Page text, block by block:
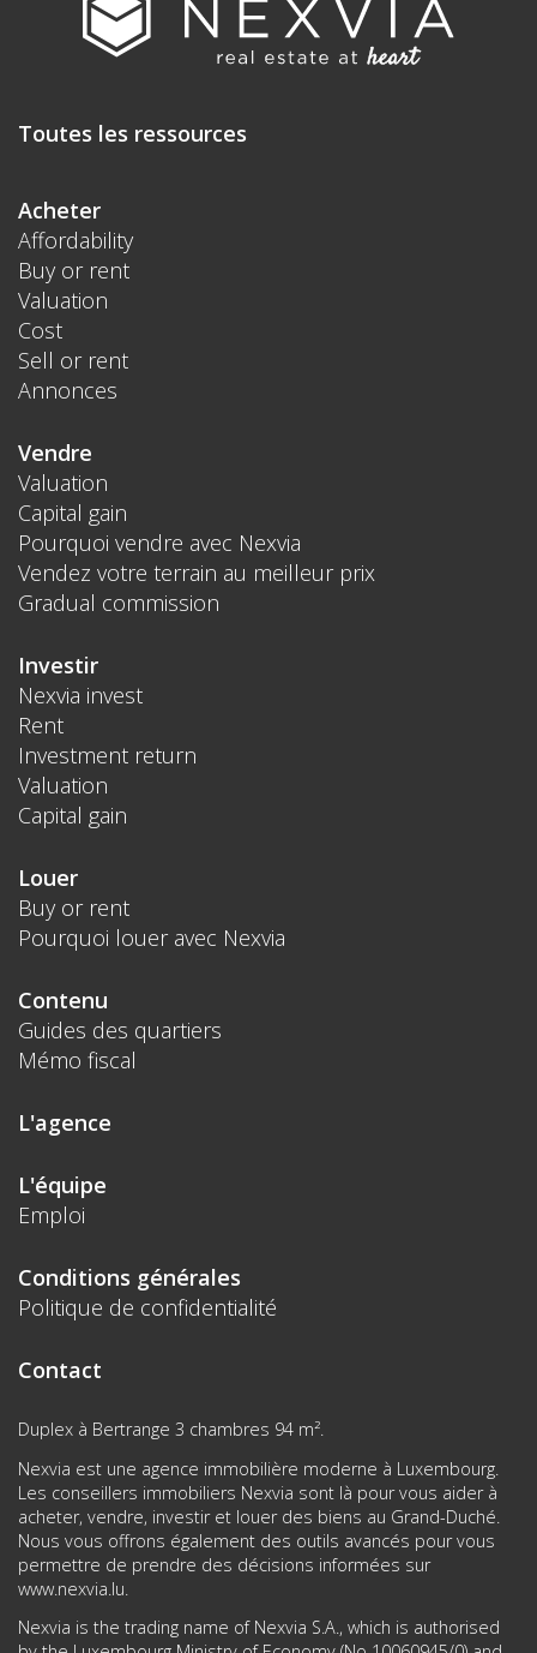
Toutes les ressources
Acheter
Affordability
Buy or rent
Valuation
Cost
Sell or rent
Annonces
Vendre
Valuation
Capital gain
Pourquoi vendre avec Nexvia
Vendez votre terrain au meilleur prix
Gradual commission
Investir
Nexvia invest
Rent
Investment return
Valuation
Capital gain
Louer
Buy or rent
Pourquoi louer avec Nexvia
Contenu
Guides des quartiers
Mémo fiscal
L'agence
L'équipe
Emploi
Conditions générales
Politique de confidentialité
Contact
Duplex à Bertrange 3 chambres 94 m².
Nexvia est une agence immobilière moderne à Luxembourg.
Les conseillers immobiliers Nexvia sont là pour vous aider à
acheter, vendre, investir et louer des biens au Grand-Duché.
Nous vous offrons également des outils avancés pour vous
permettre de prendre des décisions informées sur
www.nexvia.lu
Nexvia is the trading name of Nexvia S.A., which is authorised